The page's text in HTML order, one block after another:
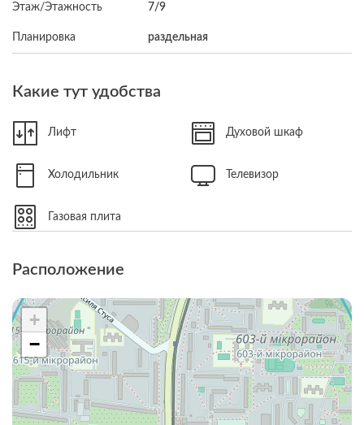
Этаж/Этажность 7/9
Планировка раздельная
Какие тут удобства
Лифт Духовой шкаф
Холодильник Телевизор
Газовая плита
Расположение
+
−